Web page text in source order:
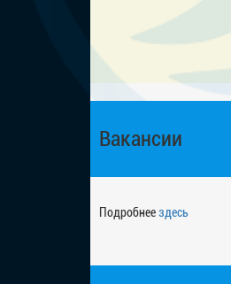
Вакансии
Подробнеездесь